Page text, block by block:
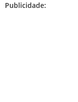
Publicidade: